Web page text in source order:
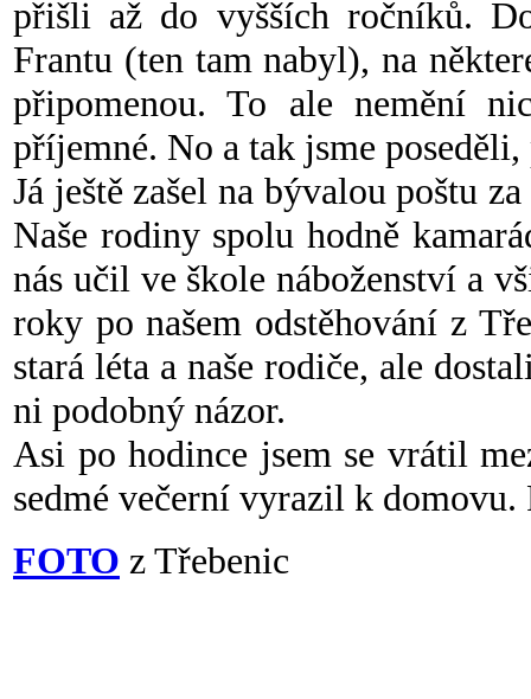
přišli až do vyšších ročníků.
Frantu (ten tam nabyl), na
připomenou. To ale nemění
příjemné. No a tak jsme
Já ještě zašel na bývalou poštu
Naše rodiny spolu hodně
nás učil ve škole náboženství a
roky po našem odstěhování z
stará léta a naše rodiče, ale
ni podobný názor.
Asi po hodince jsem se vrátil
sedmé večerní vyrazil k
FOTO z Třebenic